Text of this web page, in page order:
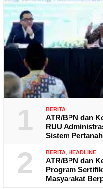
1 BERITA
ATR/BPN dan
RUU
Sistem
2 BERITA, HEADLINE
ATR/BPN dan
Program
Masyarakat